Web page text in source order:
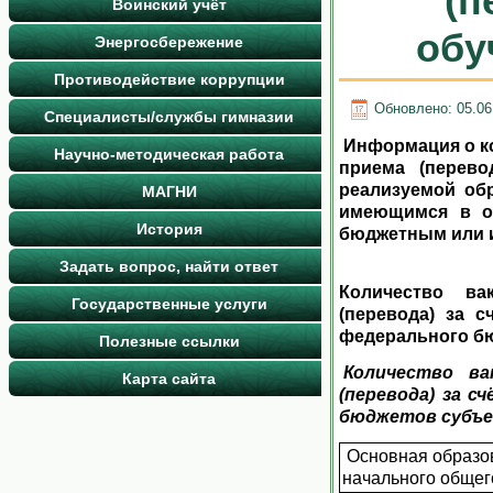
Воинский учёт
Энергосбережение
Противодействие коррупции
Специалисты/службы гимназии
Научно-методическая работа
МАГНИ
История
Задать вопрос, найти ответ
Государственные услуги
Полезные ссылки
Карта сайта
Обновлено:
Информация о
приема
реализуемой
имеющимся в
бюджетным или
Количество
(перевода) за
федерального
Количество
(перевода) за
бюджетов
Основная
начального